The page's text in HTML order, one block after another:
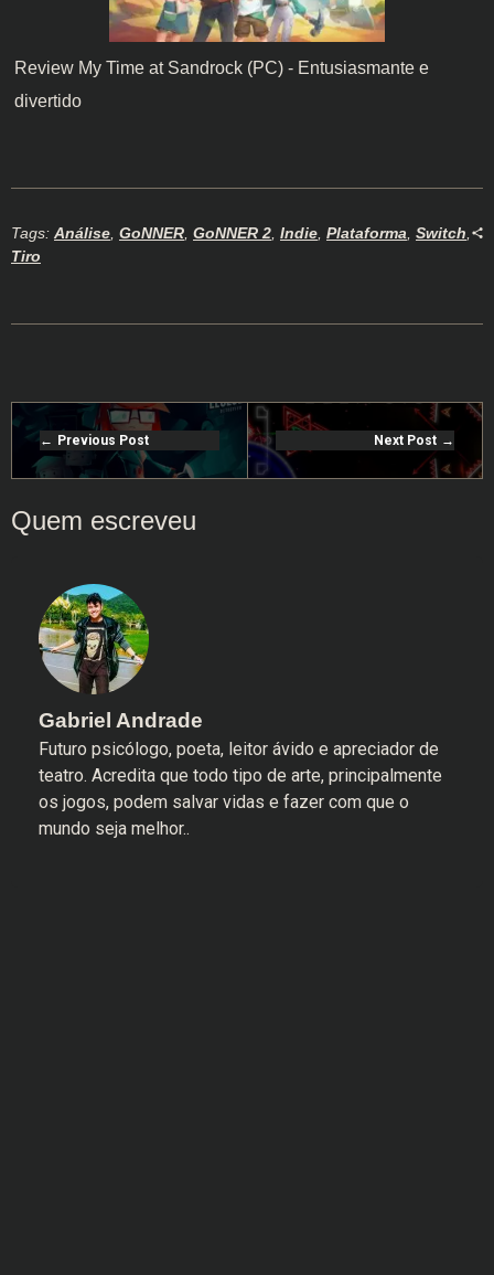
Review My Time at Sandrock (PC) - Entusiasmante e
divertido
Tags: Análise GoNNER GoNNER 2 Indie Plataforma Switch
Tiro
Previous Post Next Post
Gabriel Andrade
Futuro psicólogo, poeta, leitor ávido e apreciador de
teatro. Acredita que todo tipo de arte, principalmente
os jogos, podem salvar vidas e fazer com que o
mundo seja melhor..